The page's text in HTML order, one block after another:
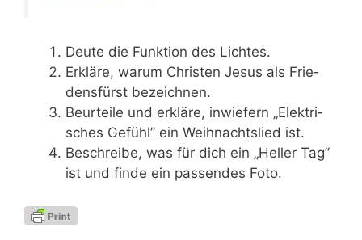
Deu­te die Funk­ti­on des Lichtes.
Erklä­re, war­um Chris­ten Jesus als Frie­
dens­fürst bezeichnen.
Beur­tei­le und erklä­re, inwie­fern „Elek­tri­
sches Gefühl” ein Weih­nachts­lied ist.
Beschrei­be, was für dich ein „Hel­ler Tag”
ist und fin­de ein pas­sen­des Foto.